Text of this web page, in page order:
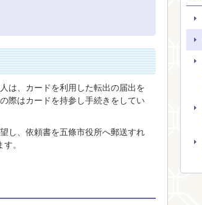
は、カードを利用した転出の届出を
際はカードを持参し手続きをしてい
し、依頼書を五條市役所へ郵送すれ
。